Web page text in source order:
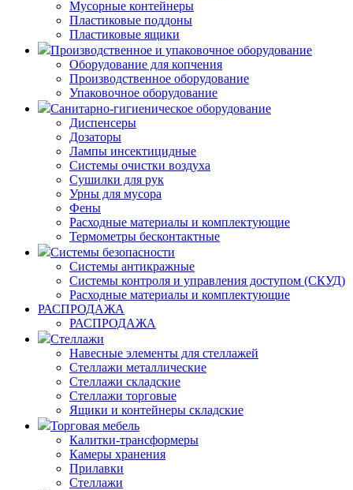
Мусорные контейнеры
Пластиковые поддоны
Пластиковые ящики
Производственное и упаковочное оборудование
Оборудование для копчения
Производственное оборудование
Упаковочное оборудование
Санитарно-гигиеническое оборудование
Диспенсеры
Дозаторы
Лампы инсектицидные
Системы очистки воздуха
Сушилки для рук
Урны для мусора
Фены
Расходные материалы и комплектующие
Термометры бесконтактные
Системы безопасности
Системы антикражные
Системы контроля и управления доступом (СКУД)
Расходные материалы и комплектующие
РАСПРОДАЖА
РАСПРОДАЖА
Стеллажи
Навесные элементы для стеллажей
Стеллажи металлические
Стеллажи складские
Стеллажи торговые
Ящики и контейнеры складские
Торговая мебель
Калитки-трансформеры
Камеры хранения
Прилавки
Стеллажи